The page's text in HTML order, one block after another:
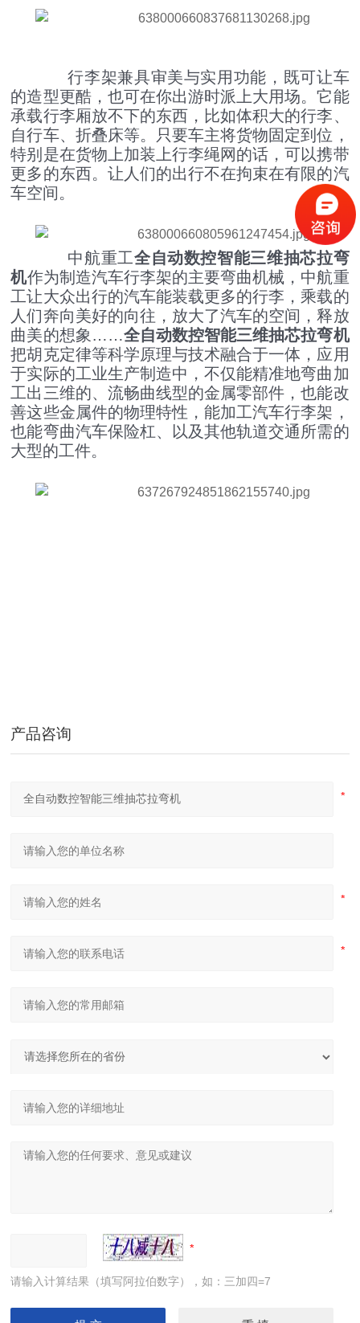
四辊卷板机生产厂家 20年新四轴卷圆机报价
大型卷板机厂家供应 四辊液压卷板设备
行李架兼具审美与实用功能，既可让车
的造型更酷，也可在你出游时派上大用场。它能
承载行李厢放不下的东西，比如体积大的行李、
自行车、折叠床等。只要车主将货物固定到位，
特别是在货物上加装上行李绳网的话，可以携带
更多的东西。让人们的出行不在拘束在有限的汽
车空间。
中航重工全自动数控智能三维抽芯拉弯
机作为制造汽车行李架的主要弯曲机械，中航重
工让大众出行的汽车能装载更多的行李，乘载的
人们奔向美好的向往，放大了汽车的空间，释放
曲美的想象……全自动数控智能三维抽芯拉弯机
把胡克定律等科学原理与技术融合于一体，应用
于实际的工业生产制造中，不仅能精准地弯曲加
工出三维的、流畅曲线型的金属零部件，也能改
善这些金属件的物理特性，能加工汽车行李架，
也能弯曲汽车保险杠、以及其他轨道交通所需的
大型的工件。
产品咨询
请输入计算结果（填写阿拉伯数字），如：三加四=7